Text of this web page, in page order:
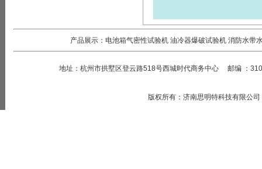
产品展示： 电池箱气密性试验机 油冷器爆破试验机 消防水带
地址： 杭州市拱墅区登云路518号西城时代商务中心 邮编 ：
版权所有： 济南思明特科技有限公司